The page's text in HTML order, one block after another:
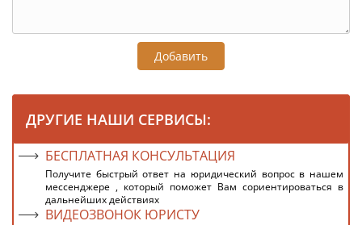
Добавить
ДРУГИЕ НАШИ СЕРВИСЫ:
БЕСПЛАТНАЯ КОНСУЛЬТАЦИЯ
Получите быстрый ответ на юридический вопрос в нашем
мессенджере , который поможет Вам сориентироваться в
дальнейших действиях
ВИДЕОЗВОНОК ЮРИСТУ